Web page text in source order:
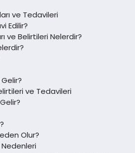
ve Tedavileri
Edilir?
ve Belirtileri Nelerdir?
ve Tedavileri
Olur?
Nedenleri